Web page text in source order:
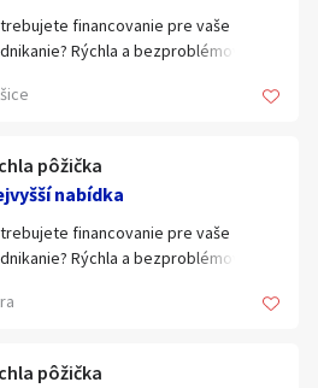
financovanie pre vaše
Rýchla a bezproblémová
ÁNO alebo nás kontaktujte:
paolaernandez192@gmail.com
pôžička
nabídka
financovanie pre vaše
Rýchla a bezproblémová
ÁNO alebo nás kontaktujte:
paolaernandez192@gmail.com
pôžička